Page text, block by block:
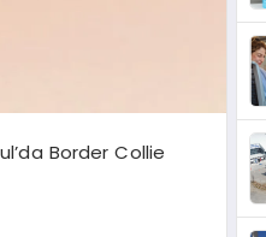
Border Collie